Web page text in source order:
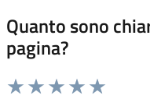
Quanto sono
pagina?
Valuta da 1 a 5 stelle la pagina